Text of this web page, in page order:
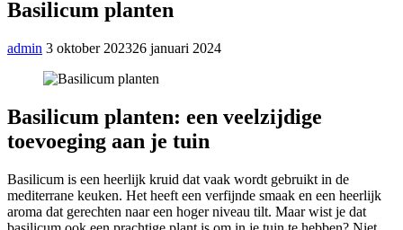
Basilicum planten
admin 3 oktober 202326 januari 2024
Basilicum planten: een veelzijdige
toevoeging aan je tuin
Basilicum is een heerlijk kruid dat vaak wordt gebruikt in de
mediterrane keuken. Het heeft een verfijnde smaak en een heerlijk
aroma dat gerechten naar een hoger niveau tilt. Maar wist je dat